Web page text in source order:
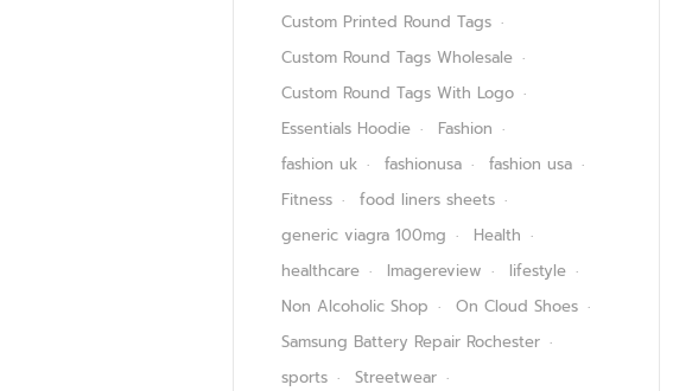
Custom Printed Round Tags
Custom Round Tags Wholesale
Custom Round Tags With Logo
Essentials Hoodie
Fashion
fashion uk
fashionusa
fashion usa
Fitness
food liners sheets
generic viagra 100mg
Health
healthcare
Imagereview
lifestyle
Non Alcoholic Shop
On Cloud Shoes
Samsung Battery Repair Rochester
sports
Streetwear